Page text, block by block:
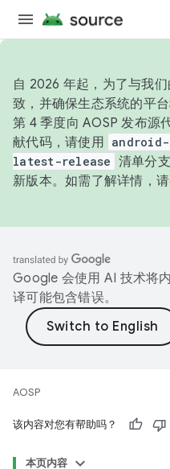
自 2026 年起，为了与我
致，并确保生态系统的平
第 4 季度向 AOSP 发布源
献代码，请使用
latest-release 清单分
新版本。如需了解详情，
Google 会使用 AI 技术将
译可能包含错误。
AOSP
该内容对您有帮助吗？
本页内容